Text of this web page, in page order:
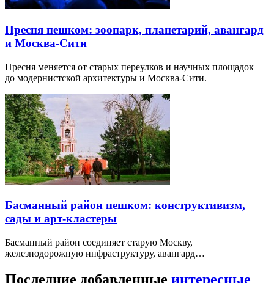
Пресня пешком: зоопарк, планетарий, авангард
и Москва-Сити
Пресня меняется от старых переулков и научных площадок
до модернистской архитектуры и Москва-Сити.
Басманный район пешком: конструктивизм,
сады и арт-кластеры
Басманный район соединяет старую Москву,
железнодорожную инфраструктуру, авангард…
Последние добавленные интересные